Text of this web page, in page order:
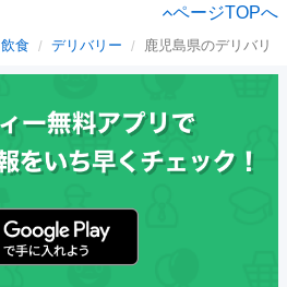
ページTOPへ
飲食 デリバリー 鹿児島県のデリバリー